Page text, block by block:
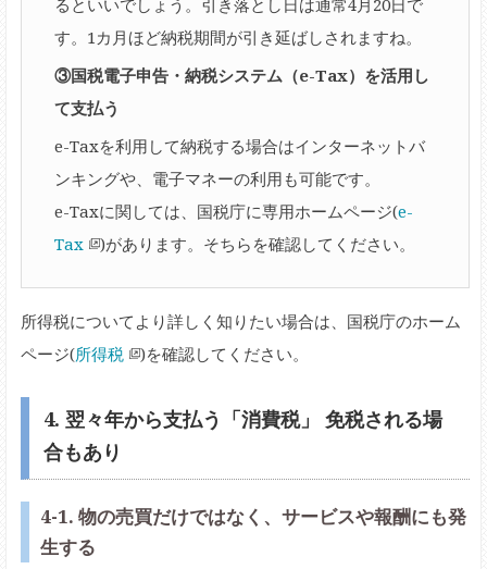
す。1カ月ほど納税期間が引き延ばしされますね。
③国税電子申告・納税システム（e-Tax）を活用し
て支払う
e-Taxを利用して納税する場合はインターネットバ
ンキングや、電子マネーの利用も可能です。
e-Taxに関しては、国税庁に専用ホームページ(e-
Tax
)があります。そちらを確認してください。
所得税についてより詳しく知りたい場合は、国税庁のホーム
ページ(所得税 )を確認してください。
4. 翌々年から支払う「消費税」 免税される場
合もあり
4-1. 物の売買だけではなく、サービスや報酬にも発
生する